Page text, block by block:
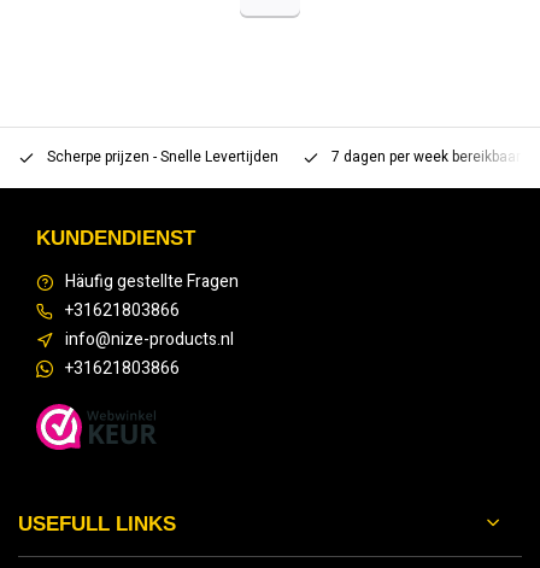
Scherpe prijzen - Snelle Levertijden 7 dagen per week bereikbaar
KUNDENDIENST
Häufig gestellte Fragen
+31621803866
info@nize-products.nl
+31621803866
USEFULL LINKS